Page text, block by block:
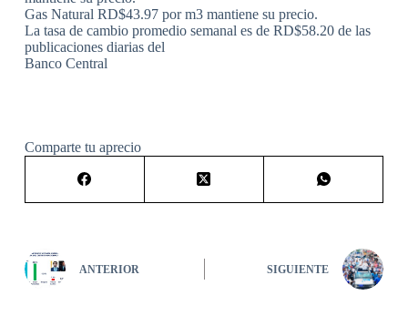
Gas Natural RD$43.97 por m3 mantiene su precio.
La tasa de cambio promedio semanal es de RD$58.20 de las
publicaciones diarias del
Banco Central
Comparte tu aprecio
ANTERIOR SIGUIENTE